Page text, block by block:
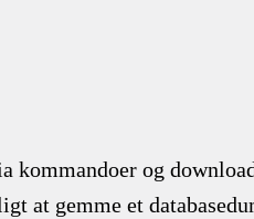
kommandoer og
at gemme et